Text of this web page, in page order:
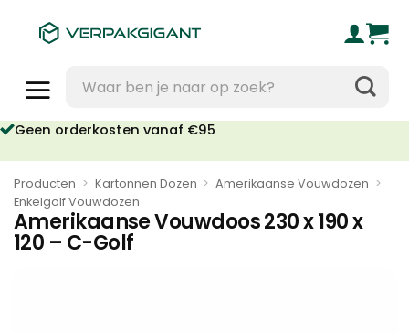
naar:
Geen orderkosten vanaf €95
Producten > Kartonnen Dozen > Amerikaanse Vouwdozen >
Enkelgolf Vouwdozen
Amerikaanse Vouwdoos 230 x 190 x
120 – C-Golf